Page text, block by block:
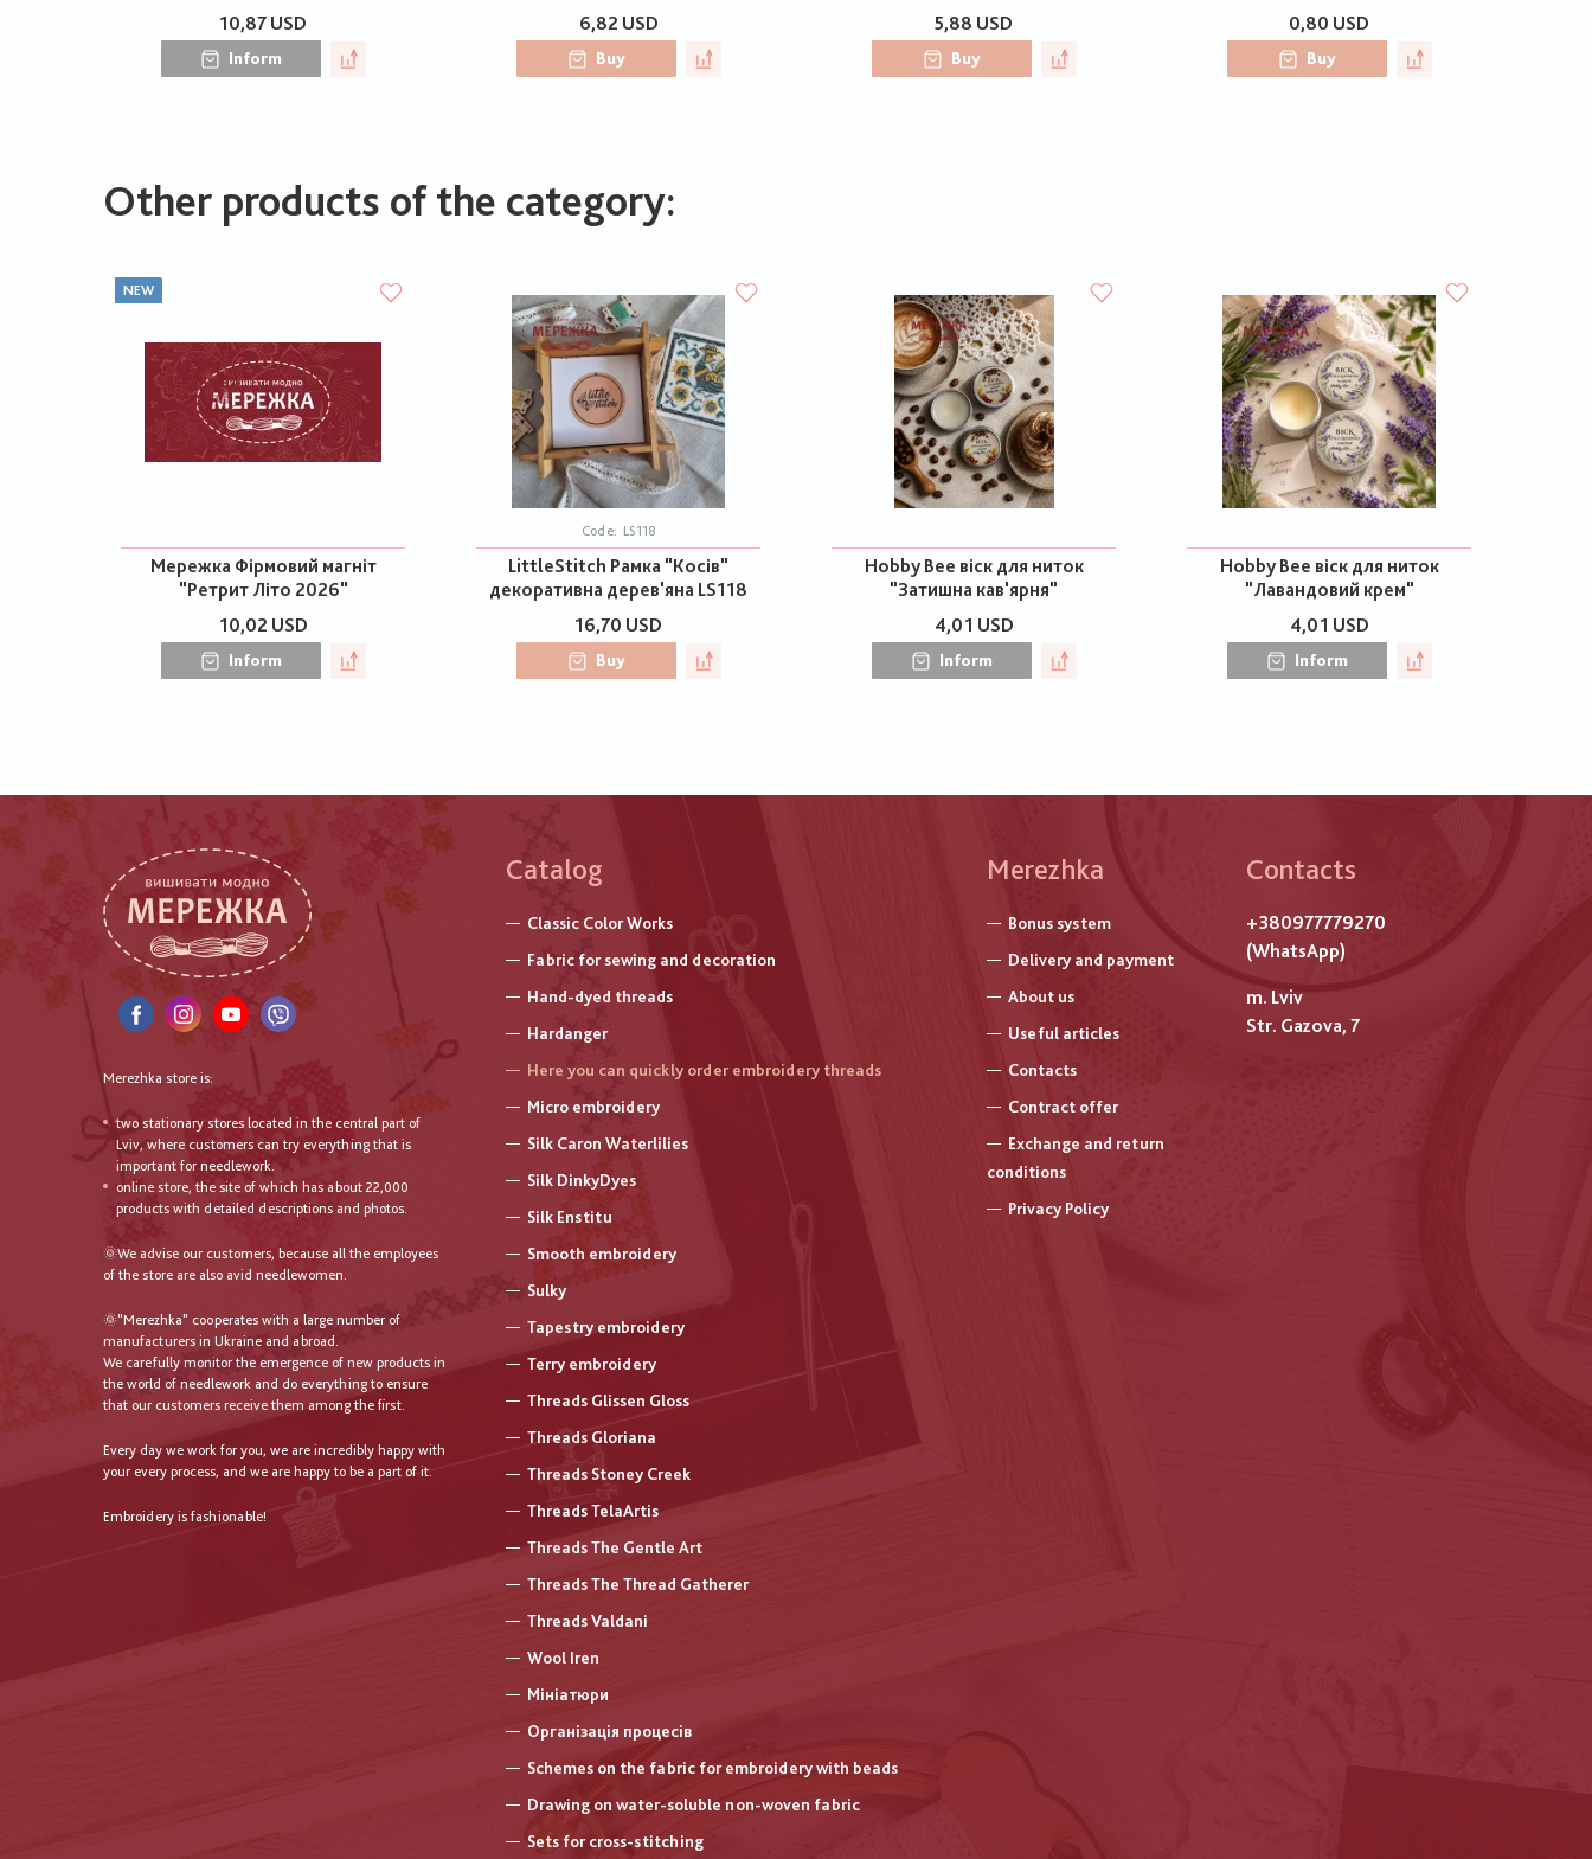
10,87 USD
Inform
6,82 USD
Buy
5,88 USD
Buy
0,80 USD
Buy
Other products of the category:
NEW
Мережка Фірмовий магніт
"Ретрит Літо 2026"
10,02 USD
Inform
Code: LS118
LittleStitch Рамка "Косів"
декоративна дерев'яна LS118
16,70 USD
Buy
Hobby Bee віск для ниток
"Затишна кав'ярня"
4,01 USD
Inform
Hobby Bee віск для ниток
"Лавандовий крем"
4,01 USD
Inform
Merezhka store is:
two stationary stores located in the central part of
Lviv, where customers can try everything that is
important for needlework.
online store, the site of which has about 22,000
products with detailed descriptions and photos.
🌞We advise our customers, because all the employees
of the store are also avid needlewomen.
🌞"Merezhka" cooperates with a large number of
manufacturers in Ukraine and abroad.
We carefully monitor the emergence of new products in
the world of needlework and do everything to ensure
that our customers receive them among the first.
Every day we work for you, we are incredibly happy with
your every process, and we are happy to be a part of it.
Embroidery is fashionable!
Catalog
Classic Color Works
Fabric for sewing and decoration
Hand-dyed threads
Hardanger
Here you can quickly order embroidery threads
Micro embroidery
Silk Caron Waterlilies
Silk DinkyDyes
Silk Enstitu
Smooth embroidery
Sulky
Tapestry embroidery
Terry embroidery
Threads Glissen Gloss
Threads Gloriana
Threads Stoney Creek
Threads TelaArtis
Threads The Gentle Art
Threads The Thread Gatherer
Threads Valdani
Wool Iren
Мініатюри
Організація процесів
Schemes on the fabric for embroidery with beads
Drawing on water-soluble non-woven fabric
Sets for cross-stitching
Меню
нижнього
колонтитулу
Merezhka
Bonus system
Delivery and payment
About us
Useful articles
Contacts
Contract offer
Exchange and return
conditions
Privacy Policy
Contacts
+380977779270
(WhatsApp)
m. Lviv
Str. Gazova, 7